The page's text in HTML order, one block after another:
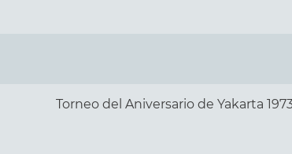
Torneo del Aniversario de Yakarta